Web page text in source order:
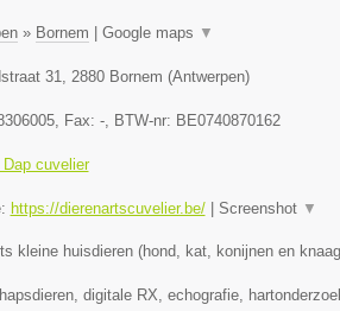
» Bornem Google maps ▼
31, 2880 Bornem (Antwerpen)
, Fax: -, BTW-nr: BE0740870162
Dap cuvelier
https://dierenartscuvelier.be/| Screenshot ▼
kleine huisdieren (hond, kat, konijnen en
digitale RX, echografie,